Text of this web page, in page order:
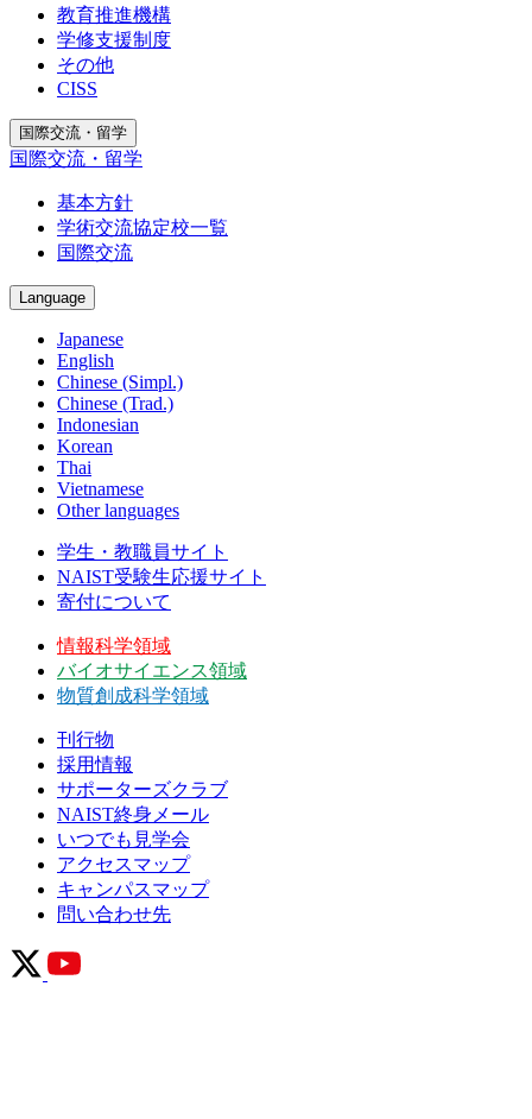
教育推進機構
学修支援制度
その他
CISS
国際交流・留学
国際交流・留学
基本方針
学術交流協定校一覧
国際交流
Language
Japanese
English
Chinese (Simpl.)
Chinese (Trad.)
Indonesian
Korean
Thai
Vietnamese
Other languages
学生・教職員サイト
NAIST受験生応援サイト
寄付について
情報科学領域
バイオサイエンス領域
物質創成科学領域
刊行物
採用情報
サポーターズクラブ
NAIST終身メール
いつでも見学会
アクセスマップ
キャンパスマップ
問い合わせ先